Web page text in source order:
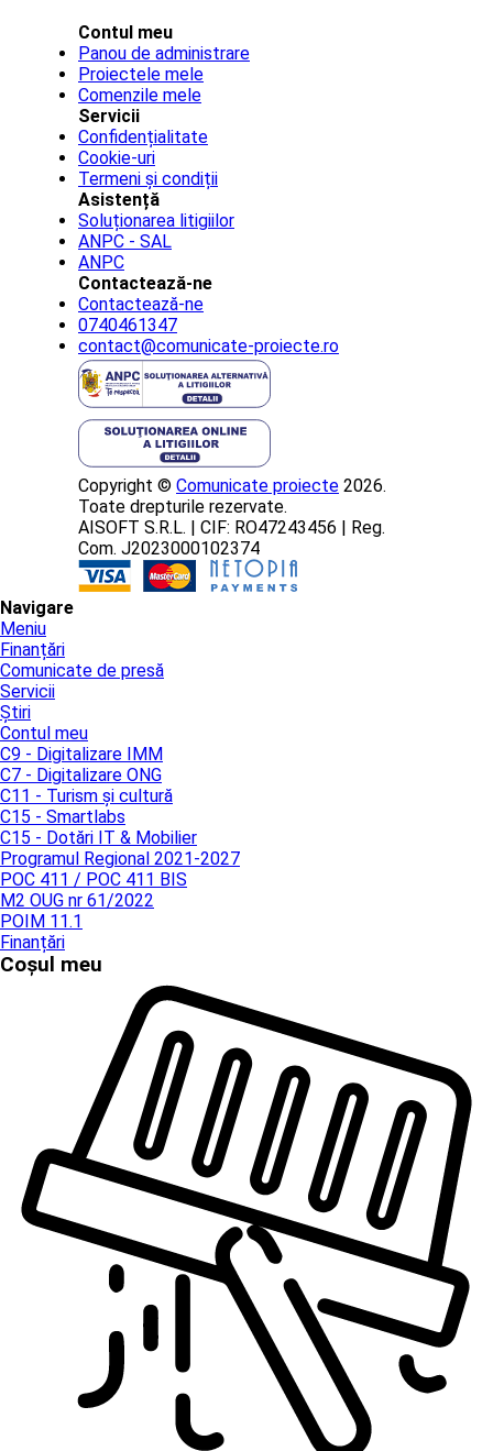
Contul meu
Panou de administrare
Proiectele mele
Comenzile mele
Servicii
Confidențialitate
Cookie-uri
Termeni și condiții
Asistență
Soluționarea litigiilor
ANPC - SAL
ANPC
Contactează-ne
Contactează-ne
0740461347
contact@comunicate-proiecte.ro
Copyright © Comunicate proiecte 2026.
Toate drepturile rezervate.
AISOFT S.R.L. | CIF: RO47243456 | Reg.
Com. J2023000102374
Navigare
Meniu
Finanțări
Comunicate de presă
Servicii
Știri
Contul meu
C9 - Digitalizare IMM
C7 - Digitalizare ONG
C11 - Turism și cultură
C15 - Smartlabs
C15 - Dotări IT & Mobilier
Programul Regional 2021-2027
POC 411 / POC 411 BIS
M2 OUG nr 61/2022
POIM 11.1
Finanțări
Coșul meu